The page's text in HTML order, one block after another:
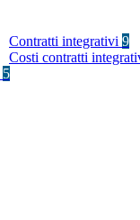
Contratti integrativi 9
Costi contratti
5